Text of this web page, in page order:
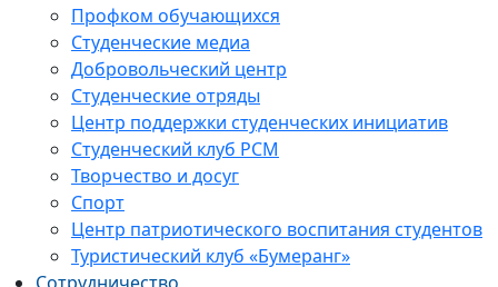
Профком обучающихся
Студенческие медиа
Добровольческий центр
Студенческие отряды
Центр поддержки студенческих инициатив
Студенческий клуб РСМ
Творчество и досуг
Спорт
Центр патриотического воспитания студентов
Туристический клуб «Бумеранг»